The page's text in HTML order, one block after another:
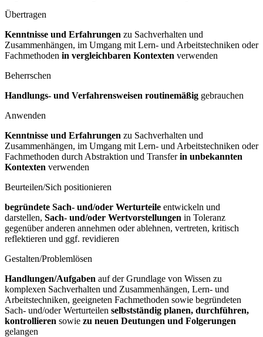
Übertragen
Kenntnisse und Erfahrungen zu Sachverhalten und
Zusammenhängen, im Umgang mit Lern- und Arbeitstechniken oder
Fachmethoden in vergleichbaren Kontexten verwenden
Beherrschen
Handlungs- und Verfahrensweisen routinemäßig gebrauchen
Anwenden
Kenntnisse und Erfahrungen zu Sachverhalten und
Zusammenhängen, im Umgang mit Lern- und Arbeitstechniken oder
Fachmethoden durch Abstraktion und Transferin unbekannten
Kontexten verwenden
Beurteilen/Sich positionieren
begründete Sach- und/oder Werturteile entwickeln und
darstellen, Sach- und/oder Wertvorstellungen in Toleranz
gegenüber anderen annehmen oder ablehnen, vertreten, kritisch
reflektieren und ggf. revidieren
Gestalten/Problemlösen
Handlungen/Aufgaben auf der Grundlage von Wissen zu
komplexen Sachverhalten und Zusammenhängen, Lern- und
Arbeitstechniken, geeigneten Fachmethoden sowie begründeten
Sach- und/oder Werturteilen selbstständig planen, durchführen,
kontrollieren sowie zu neuen Deutungen und Folgerungen
gelangen